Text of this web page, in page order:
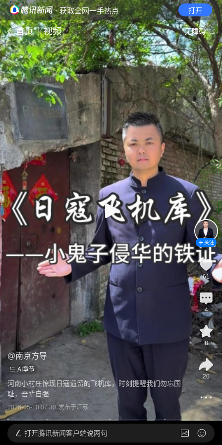
· 获取全网一手热点 打开
首页 视频 无障碍
@南京方导
AI章节
河南小村庄惊现日寇遗留的飞机库，时刻提醒我们勿忘国
耻，吾辈自强
2026-05-10 07:30 发布于江苏
关注
61
4
8
20
打开腾讯新闻客户端说两句